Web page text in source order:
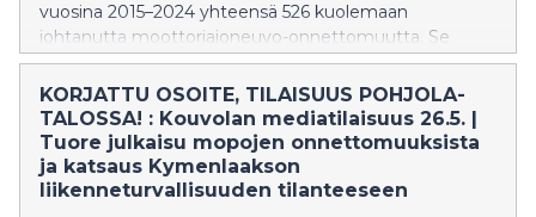
vuosina 2015–2024 yhteensä 526 kuolemaan
johtanutta moottoriajoneuvo-onnettomuutta. Se
vastaa 37 prosenttia kaikista kuolemaan johtaneista
onnettomuuksista kymmenen vuoden aikana. Lisäksi
päihteiden vaikutuksen alaiset moottoriajoneuvon
kuljettajat aiheuttivat 15 jalankulkijan, polkupyöräilijän
tai kevyellä sähköajoneuvolla liikkuneen kuolemaan
johtanutta onnettomuutta.
KORJATTU OSOITE, TILAISUUS POHJOLA-
TALOSSA! : Kouvolan mediatilaisuus 26.5. |
Tuore julkaisu mopojen onnettomuuksista
ja katsaus Kymenlaakson
liikenneturvallisuuden tilanteeseen